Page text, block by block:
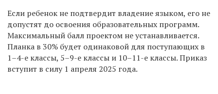
Если ребенок не подтвердит владение языком, его не
допустят до освоения образовательных программ.
Максимальный балл проектом не устанавливается.
Планка в 30% будет одинаковой для поступающих в
1–4-е классы, 5–9-е классы и 10–11-е классы. Приказ
вступит в силу 1 апреля 2025 года.